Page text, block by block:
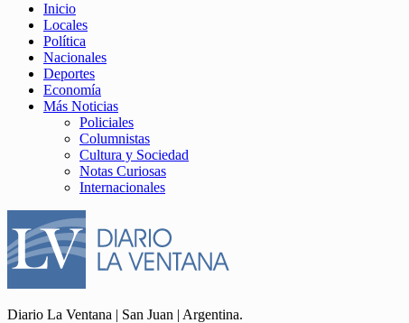
Inicio
Locales
Política
Nacionales
Deportes
Economía
Más Noticias
Policiales
Columnistas
Cultura y Sociedad
Notas Curiosas
Internacionales
Diario La Ventana | San Juan | Argentina.